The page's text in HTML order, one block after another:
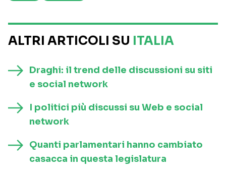
ALTRI ARTICOLI SU ITALIA
Draghi: il trend delle discussioni su siti
e social network
I politici più discussi su Web e social
network
Quanti parlamentari hanno cambiato
casacca in questa legislatura